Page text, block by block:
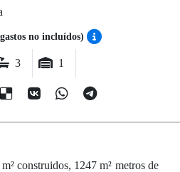
no incluídos)
3 1
construidos, 1247 m² metros de